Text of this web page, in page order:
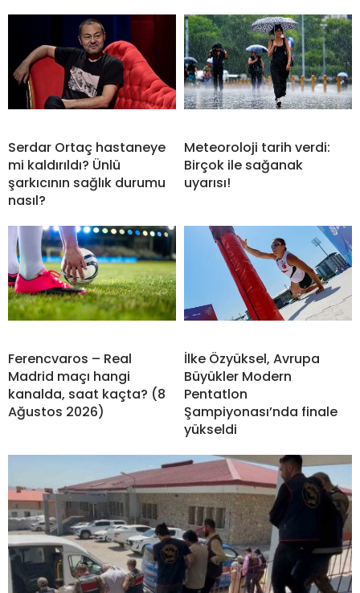
Serdar Ortaç hastaneye
mi kaldırıldı? Ünlü
şarkıcının sağlık durumu
nasıl?
Meteoroloji tarih verdi:
Birçok ile sağanak
uyarısı!
Ferencvaros – Real
Madrid maçı hangi
kanalda, saat kaçta? (8
Ağustos 2026)
İlke Özyüksel, Avrupa
Büyükler Modern
Pentatlon
Şampiyonası’nda finale
yükseldi